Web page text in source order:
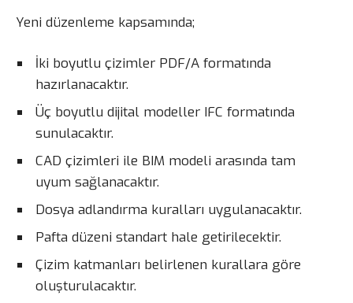
Yeni düzenleme kapsamında;
İki boyutlu çizimler PDF/A formatında
hazırlanacaktır.
Üç boyutlu dijital modeller IFC formatında
sunulacaktır.
CAD çizimleri ile BIM modeli arasında tam
uyum sağlanacaktır.
Dosya adlandırma kuralları uygulanacaktır.
Pafta düzeni standart hale getirilecektir.
Çizim katmanları belirlenen kurallara göre
oluşturulacaktır.